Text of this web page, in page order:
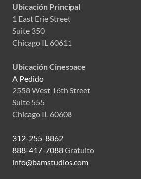
Ubicación Principal
1 East Erie Street
Suite 350
Chicago IL 60611
Ubicación Cinespace
A Pedido
2558 West 16th Street
Suite 555
Chicago IL 60608
312-255-8862
888-417-7088Gratuito
info@bamstudios.com